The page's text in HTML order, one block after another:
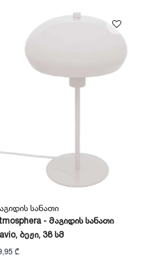
Სანათი
- Მაგიდის Სანათი
Ბეჟი, 38 Სმ
₾